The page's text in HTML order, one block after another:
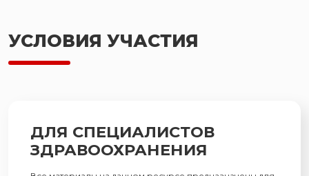
УСЛОВИЯ УЧАСТИЯ
ДЛЯ СПЕЦИАЛИСТОВ
ЗДРАВООХРАНЕНИЯ